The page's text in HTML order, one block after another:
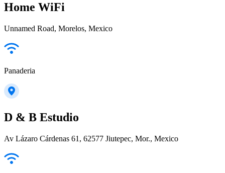
Home WiFi
Unnamed Road, Morelos, Mexico
Panaderia
D & B Estudio
Av Lázaro Cárdenas 61, 62577 Jiutepec, Mor., Mexico